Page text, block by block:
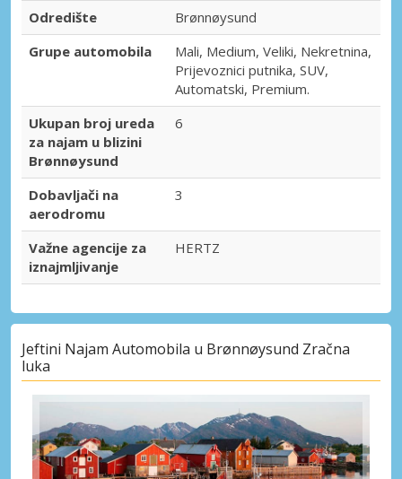
Odredište
Brønnøysund
Grupe automobila
Mali, Medium, Veliki, Nekretnina,
Prijevoznici putnika, SUV,
Automatski, Premium.
Ukupan broj ureda
za najam u blizini
Brønnøysund
6
Dobavljači na
aerodromu
3
Važne agencije za
iznajmljivanje
HERTZ
Jeftini Najam Automobila u Brønnøysund Zračna
luka